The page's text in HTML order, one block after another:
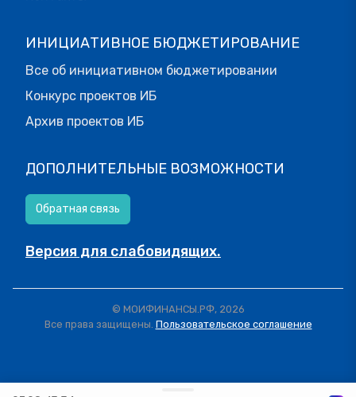
ИНИЦИАТИВНОЕ БЮДЖЕТИРОВАНИЕ
Все об инициативном бюджетировании
Конкурс проектов ИБ
Архив проектов ИБ
ДОПОЛНИТЕЛЬНЫЕ ВОЗМОЖНОСТИ
Обратная связь
Версия для слабовидящих.
© МОИФИНАНСЫ.РФ, 2026
Все права защищены. Пользовательское соглашение